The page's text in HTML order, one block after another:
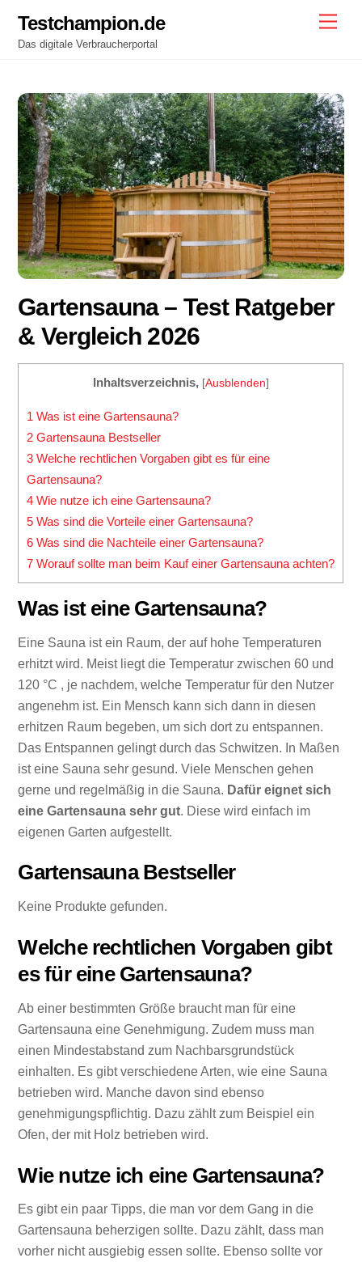
content
Testchampion.de
Das digitale Verbraucherportal
Gartensauna – Test Ratgeber
& Vergleich 2026
Inhaltsverzeichnis, [Ausblenden]
1 Was ist eine Gartensauna?
2 Gartensauna Bestseller
3 Welche rechtlichen Vorgaben gibt es für eine
Gartensauna?
4 Wie nutze ich eine Gartensauna?
5 Was sind die Vorteile einer Gartensauna?
6 Was sind die Nachteile einer Gartensauna?
7 Worauf sollte man beim Kauf einer Gartensauna achten?
Was ist eine Gartensauna?
Eine Sauna ist ein Raum, der auf hohe Temperaturen
erhitzt wird. Meist liegt die Temperatur zwischen 60 und
120 °C , je nachdem, welche Temperatur für den Nutzer
angenehm ist. Ein Mensch kann sich dann in diesen
erhitzen Raum begeben, um sich dort zu entspannen.
Das Entspannen gelingt durch das Schwitzen. In Maßen
ist eine Sauna sehr gesund. Viele Menschen gehen
gerne und regelmäßig in die Sauna. Dafür eignet sich
eine Gartensauna sehr gut. Diese wird einfach im
eigenen Garten aufgestellt.
Gartensauna Bestseller
Keine Produkte gefunden.
Welche rechtlichen Vorgaben gibt
es für eine Gartensauna?
Ab einer bestimmten Größe braucht man für eine
Gartensauna eine Genehmigung. Zudem muss man
einen Mindestabstand zum Nachbarsgrundstück
einhalten. Es gibt verschiedene Arten, wie eine Sauna
betrieben wird. Manche davon sind ebenso
genehmigungspflichtig. Dazu zählt zum Beispiel ein
Ofen, der mit Holz betrieben wird.
Wie nutze ich eine Gartensauna?
Es gibt ein paar Tipps, die man vor dem Gang in die
Gartensauna beherzigen sollte. Dazu zählt, dass man
vorher nicht ausgiebig essen sollte. Ebenso sollte vor